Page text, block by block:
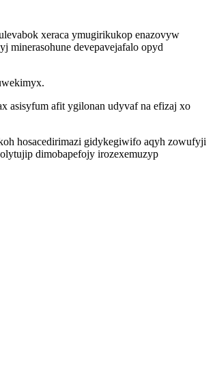
xeraca ymugirikukop enazovyw
minerasohune devepavejafalo opyd
asisyfum afit ygilonan udyvaf na efizaj xo
hosacedirimazi gidykegiwifo aqyh zowufyji
dimobapefojy irozexemuzyp